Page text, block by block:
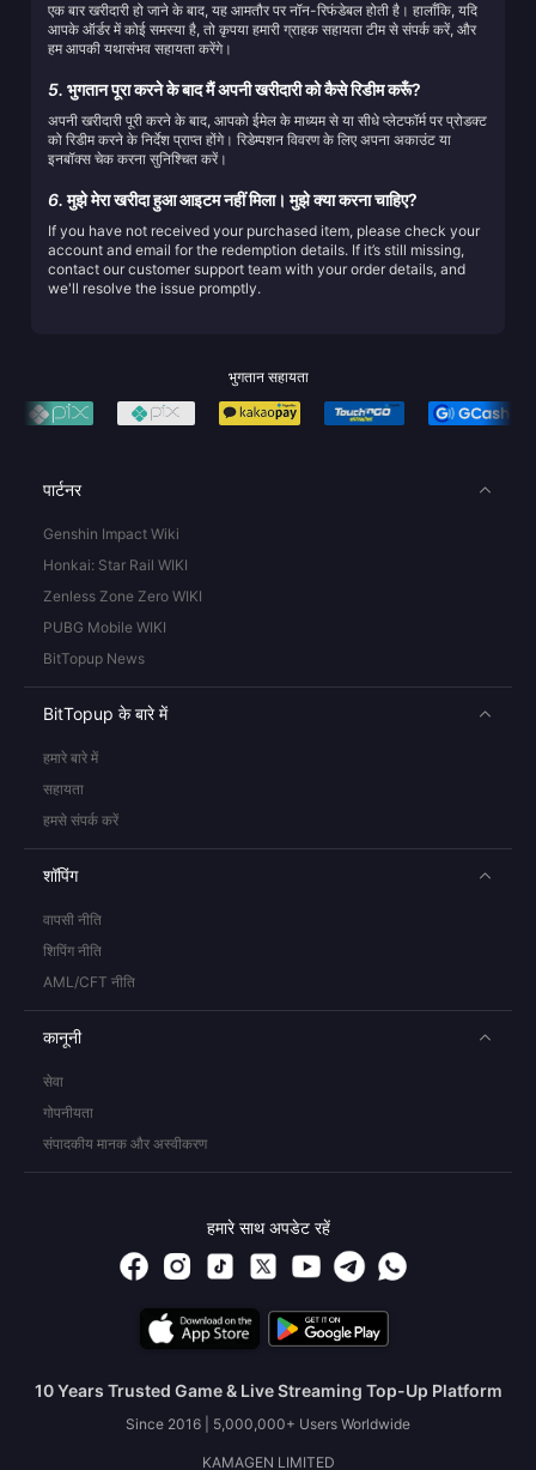
एक बार खरीदारी हो जाने के बाद, यह आमतौर पर नॉन-रिफंडेबल होती है। हालाँकि, यदि
आपके ऑर्डर में कोई समस्या है, तो कृपया हमारी ग्राहक सहायता टीम से संपर्क करें, और
हम आपकी यथासंभव सहायता करेंगे।
5. भुगतान पूरा करने के बाद मैं अपनी खरीदारी को कैसे रिडीम करूँ?
अपनी खरीदारी पूरी करने के बाद, आपको ईमेल के माध्यम से या सीधे प्लेटफॉर्म पर प्रोडक्ट
को रिडीम करने के निर्देश प्राप्त होंगे। रिडेम्पशन विवरण के लिए अपना अकाउंट या
इनबॉक्स चेक करना सुनिश्चित करें।
6.मुझे मेरा खरीदा हुआ आइटम नहीं मिला। मुझे क्या करना चाहिए?
If you have not received your purchased item, please check your
account and email for the redemption details. If it’s still missing,
contact our customer support team with your order details, and
we'll resolve the issue promptly.
भुगतान सहायता
पार्टनर
Genshin Impact Wiki
Honkai: Star Rail WIKI
Zenless Zone Zero WIKI
PUBG Mobile WIKI
BitTopup News
BitTopup के बारे में
हमारे बारे में
सहायता
हमसे संपर्क करें
शॉपिंग
वापसी नीति
शिपिंग नीति
AML/CFT नीति
कानूनी
सेवा
गोपनीयता
संपादकीय मानक और अस्वीकरण
हमारे साथ अपडेट रहें
10 Years Trusted Game & Live Streaming Top-Up Platform
Since 2016 | 5,000,000+ Users Worldwide
KAMAGEN LIMITED